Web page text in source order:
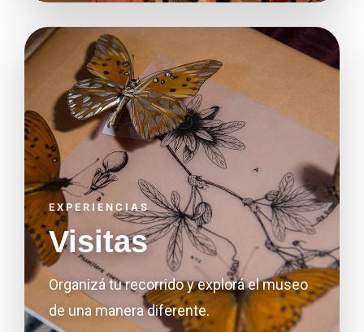
EXPERIENCIAS
Visitas
Organizá tu recorrido y explorá el museo
de una manera diferente.